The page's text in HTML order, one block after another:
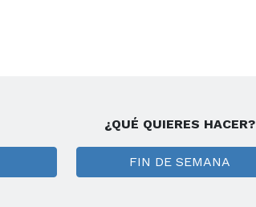
¿QUÉ QUIERES HACER?
FIN DE SEMANA